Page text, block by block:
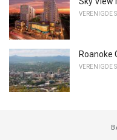
VERENIGDE
Roanoke
VERENIGDE